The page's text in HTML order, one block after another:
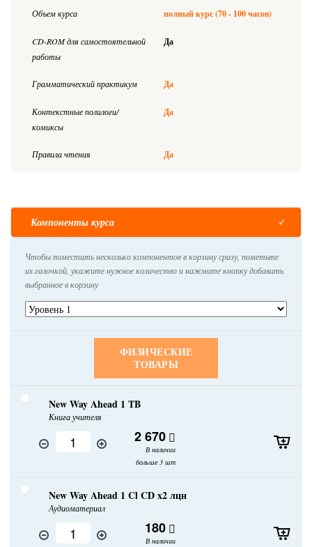
Объем курса полный курс (70 - 100 часов)
CD-ROM для самостоятельной
работы
Да
Грамматический практикум Да
Контекстные полилоги/
комиксы
Да
Правила чтения Да
Компоненты курса
Чтобы поместить несколько компонентов в корзину сразу, пометьте
их галочкой, укажите нужное количество и нажмите кнопку добавить
выбранное в корзину
ФИЗИЧЕСКИЕ
ТОВАРЫ
New Way Ahead 1 TB
Книга учителя
2 670
В наличии
больше 3 шт
New Way Ahead 1 Cl CD x2 лцн
Аудиоматериал
180
В наличии